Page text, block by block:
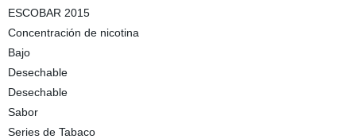
ESCOBAR 2015
Concentración de nicotina
Bajo
Desechable
Desechable
Sabor
Series de Tabaco